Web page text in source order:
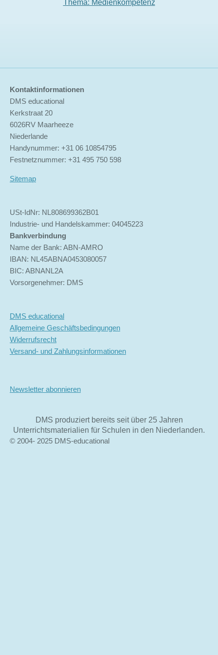
Thema: Medienkompetenz
Kontaktinformationen
DMS educational
Kerkstraat 20
6026RV Maarheeze
Niederlande
Handynummer: +31 06 10854795
Festnetznummer: +31 495 750 598
Sitemap
USt-IdNr: NL808699362B01
Industrie- und Handelskammer: 04045223
Bankverbindung
Name der Bank: ABN-AMRO
IBAN: NL45ABNA0453080057
BIC: ABNANL2A
Vorsorgenehmer: DMS
DMS educational
Allgemeine Geschäftsbedingungen
Widerrufsrecht
Versand- und Zahlungsinformationen
Newsletter abonnieren
DMS produziert bereits seit über 25 Jahren
Unterrichtsmaterialien für Schulen in den Niederlanden.
© 2004- 2025 DMS-educational